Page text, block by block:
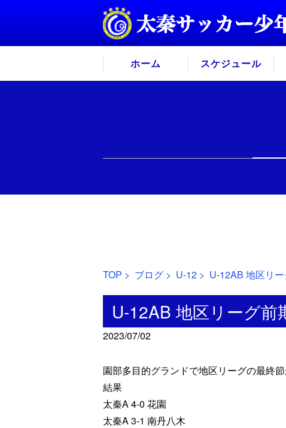
ホーム スケジュール
TOP > ブログ > U-12 > U-12AB 地区リ
U-12AB 地区リーグ前
2023/07/02
園部多目的グランドで地区リーグの最終節
結果
太秦A 4-0 花園
太秦A 3-1 南丹八木